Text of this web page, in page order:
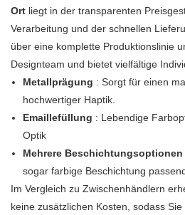
Ort liegt in der transparenten
Verarbeitung und der schnellen
über eine komplette Produktionslinie
Designteam und bietet vielfältige
Metallprägung : Sorgt für einen
hochwertiger Haptik.
Emaillefüllung : Lebendige
Optik
Mehrere Beschichtungsoptionen
sogar farbige Beschichtung
Im Vergleich zu Zwischenhändlern
keine zusätzlichen Kosten, sodass